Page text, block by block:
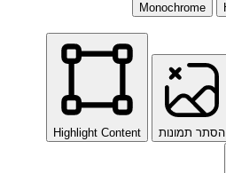
Monochrome
הסתר תמונות Highlight Content